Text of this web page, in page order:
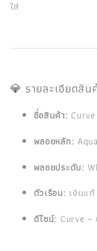
ใส่
💎 รายละเอียดสิน
ชื่อสินค้า:
พลอยหลัก:
พลอยประดับ:
ตัวเรือน: เงินแ
ดีไซน์: Curve –